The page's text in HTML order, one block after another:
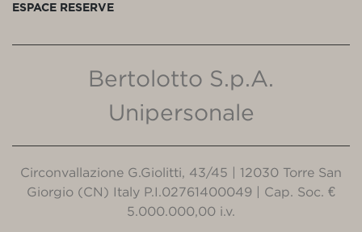
ESPACE RESERVE
Bertolotto S.p.A.
Unipersonale
Circonvallazione G.Giolitti, 43/45 | 12030 Torre San
Giorgio (CN) Italy P.I.02761400049 | Cap. Soc. €
5.000.000,00 i.v.